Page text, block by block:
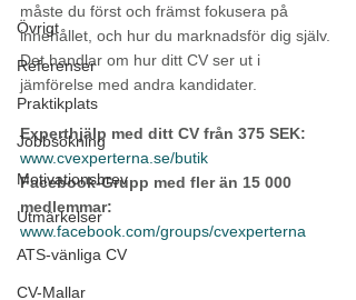
Övrigt
Referenser
Praktikplats
Jobbsökning
Motivationsbrev
Utmärkelser
ATS-vänliga CV
CV-Mallar
måste du först och främst fokusera på
innehållet, och hur du marknadsför dig själv.
Det handlar om hur ditt CV ser ut i
jämförelse med andra kandidater.
Experthjälp med ditt CV från 375 SEK:
www.cvexperterna.se/butik
Facebook-Grupp med fler än 15 000
medlemmar:
www.facebook.com/groups/cvexperterna